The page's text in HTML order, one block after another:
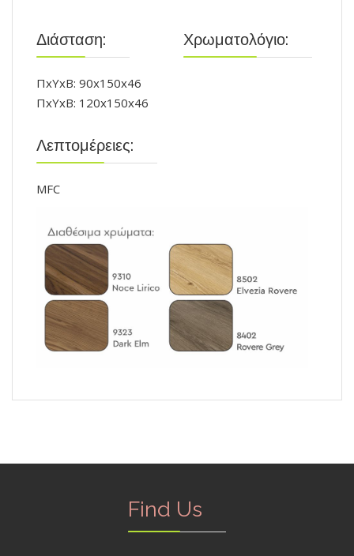
Διάσταση:
ΠxΥxΒ: 90x150x46
ΠxΥxΒ: 120x150x46
Λεπτομέρειες:
MFC
Χρωματολόγιο:
Find Us